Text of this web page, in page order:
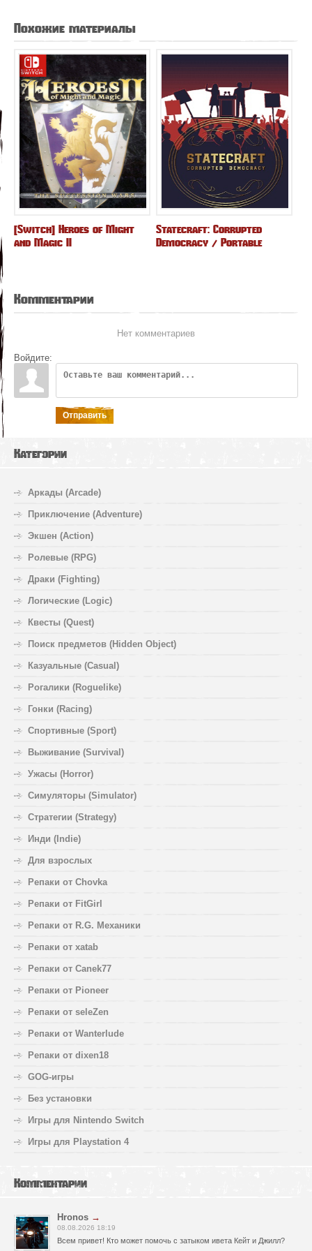
Похожие материалы
[Switch] Heroes of Might
and Magic II
Statecraft: Corrupted
Democracy / Portable
Комментарии
Нет комментариев
Войдите:
Отправить
Категории
Аркады (Arcade)
Приключение (Adventure)
Экшен (Action)
Ролевые (RPG)
Драки (Fighting)
Логические (Logic)
Квесты (Quest)
Поиск предметов (Hidden Object)
Казуальные (Casual)
Рогалики (Roguelike)
Гонки (Racing)
Спортивные (Sport)
Выживание (Survival)
Ужасы (Horror)
Симуляторы (Simulator)
Стратегии (Strategy)
Инди (Indie)
Для взрослых
Репаки от Chovka
Репаки от FitGirl
Репаки от R.G. Механики
Репаки от xatab
Репаки от Canek77
Репаки от Pioneer
Репаки от seleZen
Репаки от Wanterlude
Репаки от dixen18
GOG-игры
Без установки
Игры для Nintendo Switch
Игры для Playstation 4
Комментарии
Hronos →
08.08.2026 18:19
Всем привет! Кто может помочь с затыком ивета Кейт и Джилл?